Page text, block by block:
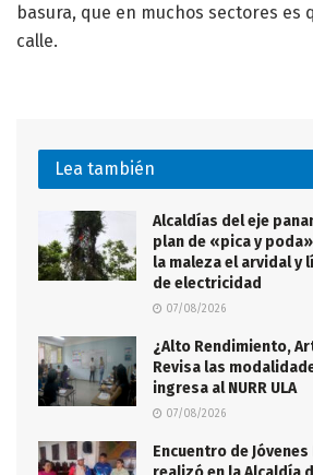
basura, que en muchos sectores es
calle.
Lea también
Alcaldías del eje
plan de «pica y
la maleza el arvidal y
de electricidad
07/08/2026
¿Alto Rendimiento,
Revisa las
ingresa al NURR ULA
07/08/2026
Encuentro de